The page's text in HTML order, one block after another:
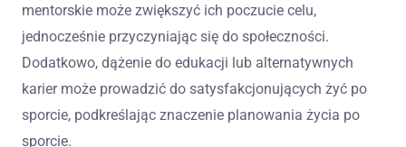
mentorskie może zwiększyć ich poczucie celu,
jednocześnie przyczyniając się do społeczności.
Dodatkowo, dążenie do edukacji lub alternatywnych
karier może prowadzić do satysfakcjonujących żyć po
sporcie, podkreślając znaczenie planowania życia po
sporcie.